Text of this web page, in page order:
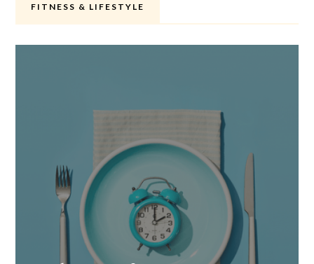
FITNESS & LIFESTYLE